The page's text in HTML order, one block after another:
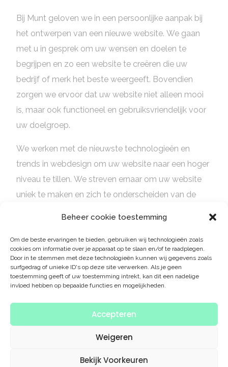
Beheer cookie toestemming
Om de beste ervaringen te bieden, gebruiken wij technologieën zoals
cookies om informatie over je apparaat op te slaan en/of te raadplegen.
Door in te stemmen met deze technologieën kunnen wij gegevens zoals
surfgedrag of unieke ID's op deze site verwerken. Als je geen
toestemming geeft of uw toestemming intrekt, kan dit een nadelige
invloed hebben op bepaalde functies en mogelijkheden.
Accepteren
Weigeren
Bekijk Voorkeuren
Bij Munt geloven we in een persoonlijke aanpak bij
het ontwerpen van een nieuwe website. We gaan
met u in gesprek om uw wensen en doelen te
begrijpen en zo een website te creëren die uw
bedrijf of merk het beste weergeeft. Bovendien
zorgen we ervoor dat uw website niet alleen mooi
is, maar ook functioneel en gebruiksvriendelijk voor
uw doelgroep.
We werken met de nieuwste technologieën en
trends in webdesign om uw website naar een hoger
niveau te tillen. We streven ernaar om uw website
uniek te maken en zich te onderscheiden van de
waar u trots op kunt zijn. Kies voor Munt en laat ons
uw nieuwe website ontwerpen!
Heb jij een project